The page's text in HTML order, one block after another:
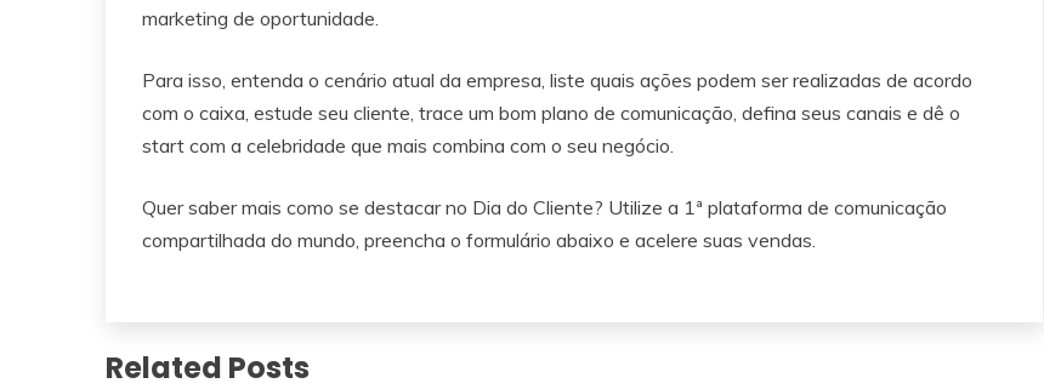
marketing de oportunidade.
Para isso, entenda o cenário atual da empresa, liste quais ações podem ser realizadas de acordo
com o caixa, estude seu cliente, trace um bom plano de comunicação, defina seus canais e dê o
start com a celebridade que mais combina com o seu negócio.
Quer saber mais como se destacar no Dia do Cliente? Utilize a 1ª plataforma de comunicação
compartilhada do mundo, preencha o formulário abaixo e acelere suas vendas.
Related Posts